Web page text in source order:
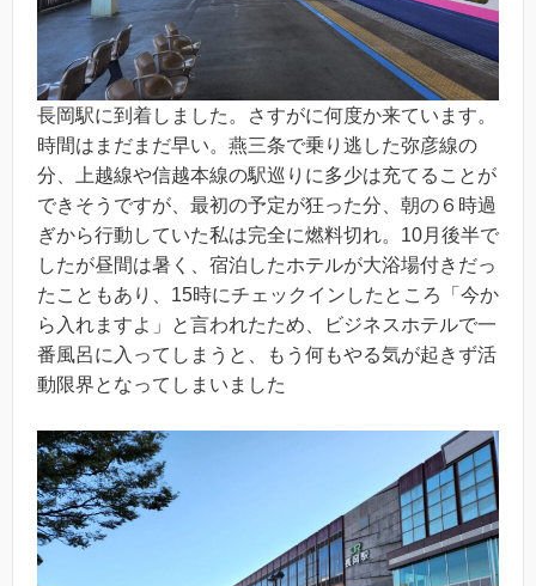
長岡駅に到着しました。さすがに何度か来ています。
時間はまだまだ早い。燕三条で乗り逃した弥彦線の
分、上越線や信越本線の駅巡りに多少は充てることが
できそうですが、最初の予定が狂った分、朝の６時過
ぎから行動していた私は完全に燃料切れ。10月後半で
したが昼間は暑く、宿泊したホテルが大浴場付きだっ
たこともあり、15時にチェックインしたところ「今か
ら入れますよ」と言われたため、ビジネスホテルで一
番風呂に入ってしまうと、もう何もやる気が起きず活
動限界となってしまいました